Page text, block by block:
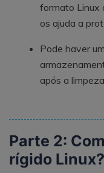
formato Linux
os ajuda a
Pode haver
após a
Parte 2:
rígido Linux?